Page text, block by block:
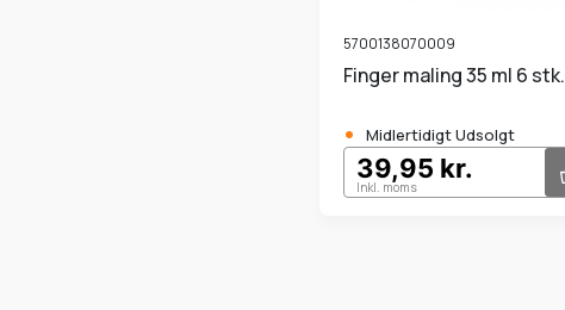
5700138070009
Finger maling 35 ml 6 stk.
• Midlertidigt Udsolgt
39,95 kr.
Inkl. moms